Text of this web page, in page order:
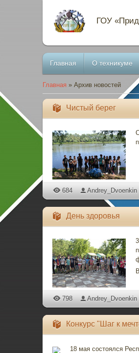
ГОУ
Главная О техникуме
Главная » Архив новостей
Чистый берег
684 Andrey_Dvoenkin
День здоровья
798 Andrey_Dvoenkin
Конкурс "Шаг к
18 мая состоялся